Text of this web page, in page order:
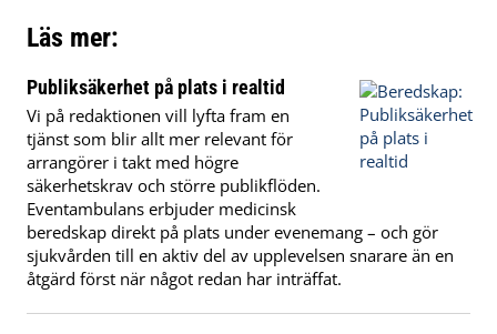
Läs mer:
Publiksäkerhet på plats i realtid
Vi på redaktionen vill lyfta fram en
tjänst som blir allt mer relevant för
arrangörer i takt med högre
säkerhetskrav och större publikflöden.
Eventambulans erbjuder medicinsk
beredskap direkt på plats under evenemang – och gör
sjukvården till en aktiv del av upplevelsen snarare än en
åtgärd först när något redan har inträffat.